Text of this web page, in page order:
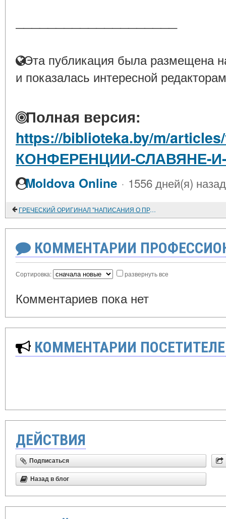
Эта публикация была размещена
и показалась интересной
Полная версия:
https://biblioteka.by/m/
КОНФЕРЕНЦИИ-СЛАВЯНЕ-
Moldova Online · 1556 дней(я) назад
ГРЕЧЕСКИЙ ОРИГИНАЛ "НАПИСАНИЯ О ПРАВОЙ ВЕРЕ" КОНСТАНТИНА ФИЛОСОФА: СТРУКТУРНАЯ ОРГАНИЗАЦИЯ И ПОЛЕМИЧЕСКИЕ ЗАДАЧИ
КОММЕНТАРИИ
Сортировка: развернуть все
Комментариев пока нет
КОММЕНТАРИИ
ДЕЙСТВИЯ
Подписаться
Назад в блог